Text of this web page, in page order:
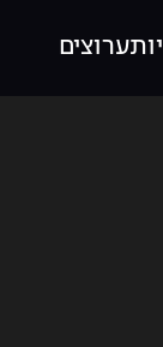
ערוצים